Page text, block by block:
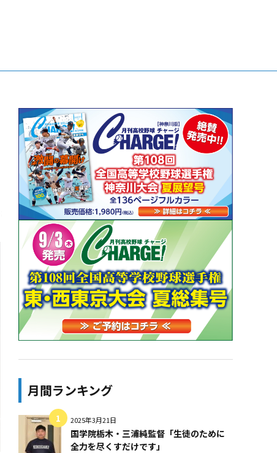
月間ランキング
2025年3月21日
国学院栃木・三浦純監督「生徒のために
全力を尽くすだけです」